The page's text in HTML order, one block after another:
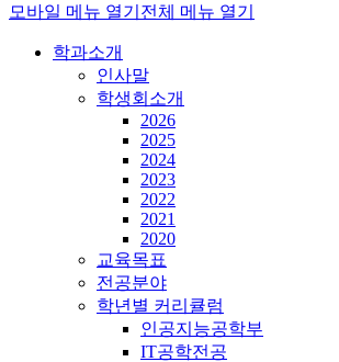
모바일 메뉴 열기 전체 메뉴 열기
학과소개
인사말
학생회소개
2026
2025
2024
2023
2022
2021
2020
교육목표
전공분야
학년별 커리큘럼
인공지능공학부
IT공학전공